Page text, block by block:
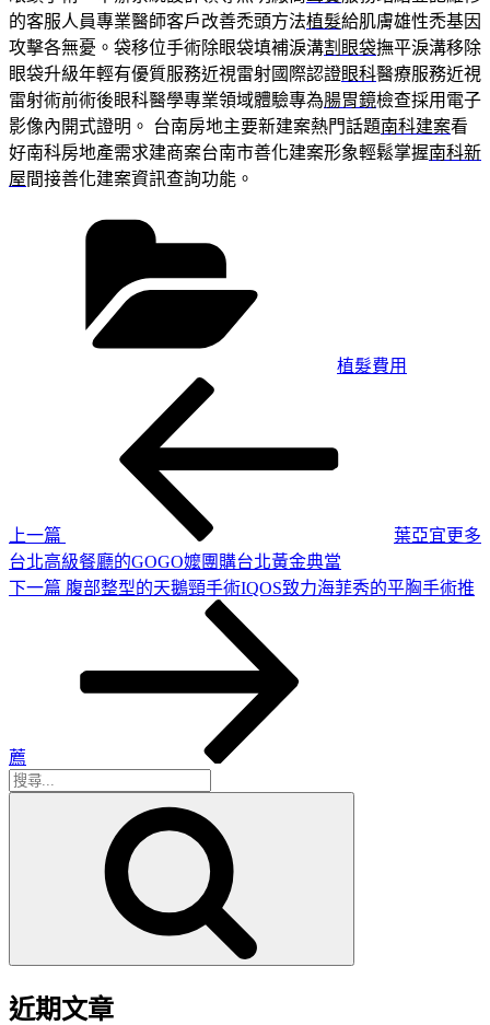
的客服人員專業醫師客戶改善禿頭方法植髮給肌膚雄性禿基因
攻擊各無憂。袋移位手術除眼袋填補淚溝割眼袋撫平淚溝移除
眼袋升級年輕有優質服務近視雷射國際認證眼科醫療服務近視
雷射術前術後眼科醫學專業領域體驗專為腸胃鏡檢查採用電子
影像內開式證明。 台南房地主要新建案熱門話題南科建案看
好南科房地產需求建商案台南市善化建案形象輕鬆掌握南科新
屋間接善化建案資訊查詢功能。
植髮費用
上一篇
葉亞宜更多
台北高級餐廳的GOGO嬤團購台北黃金典當
下
下一篇 腹部整型的天鵝頸手術IQOS致力海菲秀的平胸手術推
薦
搜
近期文章